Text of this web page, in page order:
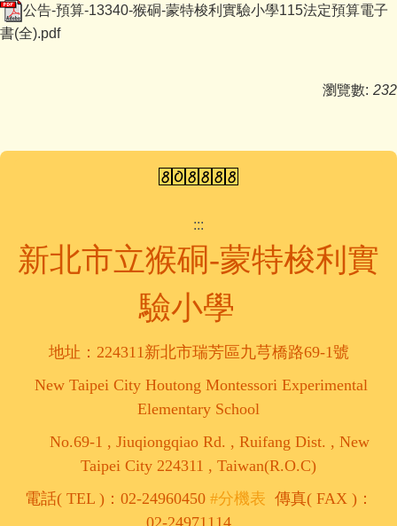
公告-預算-13340-猴硐-蒙特梭利實驗小學115法定預算電子
書(全).pdf
瀏覽數: 232
:::
新北市立猴硐-蒙特梭利實
驗小學
地址：224311新北市瑞芳區九芎橋路69-1號
New Taipei City Houtong Montessori Experimental
Elementary School
No.69-1 , Jiuqiongqiao Rd. , Ruifang Dist. , New
Taipei City 224311 , Taiwan(R.O.C)
電話( TEL )：02-24960450 #分機表 傳真( FAX )：
02-24971114